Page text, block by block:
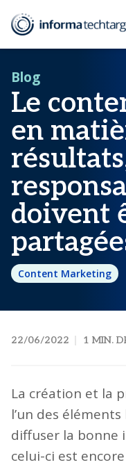
Blog
Le
en
doivent
Content Marketing
22/06/2022 1 MIN.
La création et la
l’un des
diffuser la bonne
celui-ci est